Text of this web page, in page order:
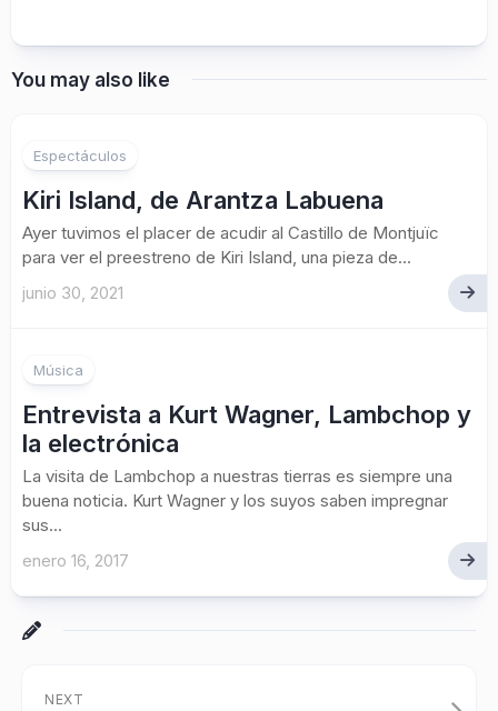
You may also like
Espectáculos
Kiri Island, de Arantza Labuena
Ayer tuvimos el placer de acudir al Castillo de Montjuïc
para ver el preestreno de Kiri Island, una pieza de...
junio 30, 2021
Música
Entrevista a Kurt Wagner, Lambchop y
la electrónica
La visita de Lambchop a nuestras tierras es siempre una
buena noticia. Kurt Wagner y los suyos saben impregnar
sus...
enero 16, 2017
NEXT